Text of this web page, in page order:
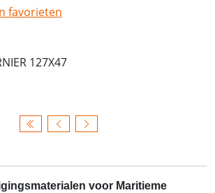
favorieten
127X47
voor Maritieme